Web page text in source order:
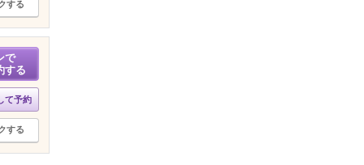
する
で
する
て予約
する